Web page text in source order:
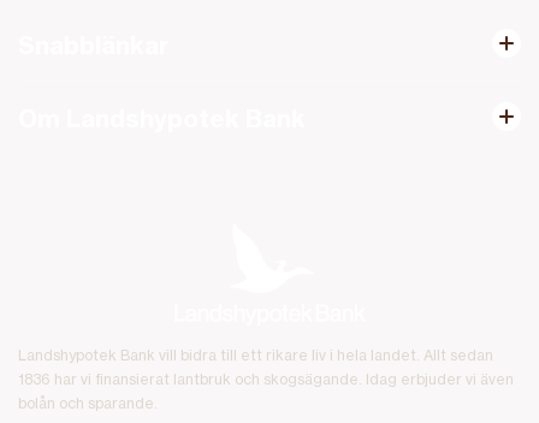
Landshypotek Bank vill bidra till ett rikare liv i hela landet. Allt sedan
1836 har vi finansierat lantbruk och skogsägande. Idag erbjuder vi även
bolån och sparande.